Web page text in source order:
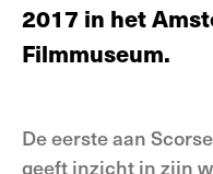
2017 in het
Filmmuseum.
De eerste aan
geeft inzicht in zijn